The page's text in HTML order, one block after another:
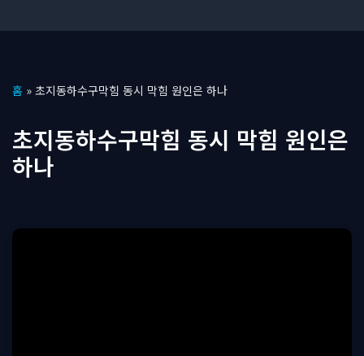
텐
로
건
기
홈 » 초지동하수구막힘 동시 막힘 원인은 하나
초지동하수구막힘 동시 막힘 원인은
하나